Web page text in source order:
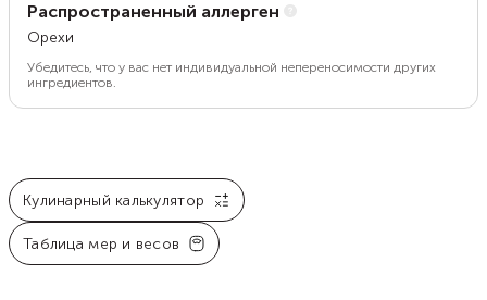
Распространенный аллерген
Орехи
Убедитесь, что у вас нет индивидуальной непереносимости других
ингредиентов.
Кулинарный калькулятор
Таблица мер и весов